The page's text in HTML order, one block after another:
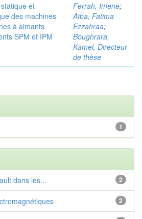
et
des machines
à aimants
SPM et IPM
Ferrah, Imene;
Atba, Fatima
Ezzahraa;
Boughrara,
Kamel, Directeur
de thèse
1
2
dans les...
2